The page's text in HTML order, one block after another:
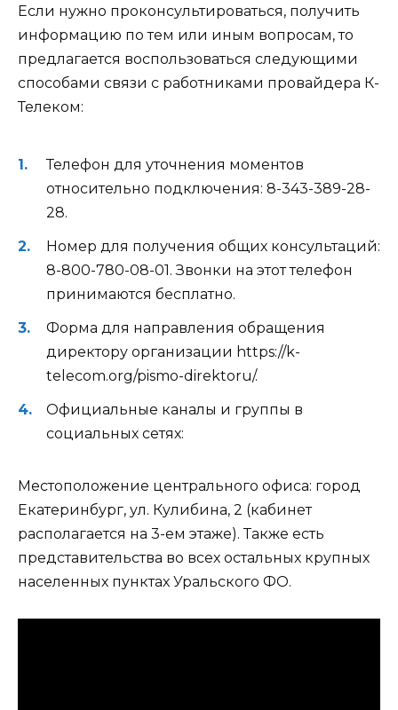
Если нужно проконсультироваться, получить
информацию по тем или иным вопросам, то
предлагается воспользоваться следующими
способами связи с работниками провайдера К-
Телеком:
Телефон для уточнения моментов
относительно подключения: 8-343-389-28-
28.
Номер для получения общих консультаций:
8-800-780-08-01. Звонки на этот телефон
принимаются бесплатно.
Форма для направления обращения
директору организации https://k-
telecom.org/pismo-direktoru/.
Официальные каналы и группы в
социальных сетях:
Местоположение центрального офиса: город
Екатеринбург, ул. Кулибина, 2 (кабинет
располагается на 3-ем этаже). Также есть
представительства во всех остальных крупных
населенных пунктах Уральского ФО.